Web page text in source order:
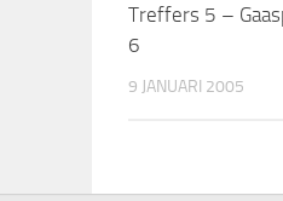
Treffers 5 –
6
9 JANUARI 2005